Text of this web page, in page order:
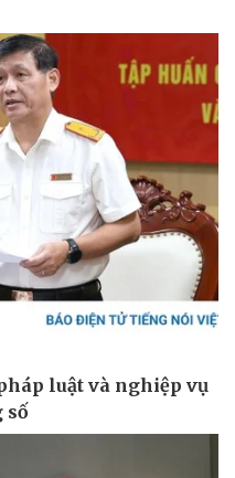
Ô tô - Xe máy
Ô tô
Xe máy